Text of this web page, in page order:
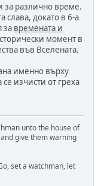
за различно време.
слава, докато в 6-а
за времената и
момент в
във Вселената.
именно върху
се изчисти от греха
unto the house of
give them warning
set a watchman, let